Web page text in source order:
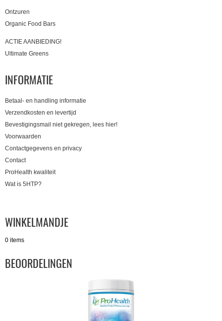
Ontzuren
Organic Food Bars
ACTIE AANBIEDING!
Ultimate Greens
INFORMATIE
Betaal- en handling informatie
Verzendkosten en levertijd
Bevestigingsmail niet gekregen, lees hier!
Voorwaarden
Contactgegevens en privacy
Contact
ProHealth kwaliteit
Wat is 5HTP?
WINKELMANDJE
0 items
BEOORDELINGEN